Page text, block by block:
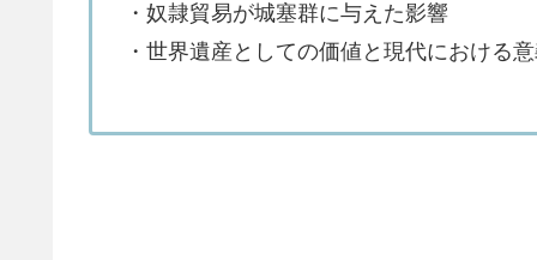
・奴隷貿易が城塞群に与えた影響
・世界遺産としての価値と現代における